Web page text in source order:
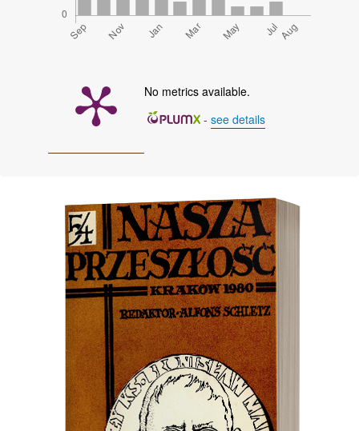
No metrics available.
- see details